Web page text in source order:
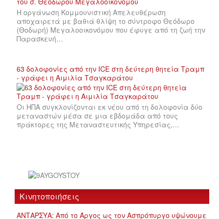
Η οργάνωση Κομμουνιστική Απελευθέρωση
αποχαιρετά με βαθιά θλίψη το σύντροφο Θεόδωρο
(Θοδωρή) Μεγαλοοικονόμου που έφυγε από τη ζωή την
Παρασκευή…
63 δολοφονίες από την ICE στη δεύτερη θητεία Τραμπ
- γράφει η Αιμιλία Τσαγκαράτου
Οι ΗΠΑ συγκλονίζονται εκ νέου από τη δολοφονία δύο
μεταναστών μέσα σε μια εβδομάδα από τους
πράκτορες της Μεταναστευτικής Υπηρεσίας,…
Κινητοποιήσεις
ΑΝΤΑΡΣΥΑ: Από το Άργος ως τον Ασπρόπυργο υψώνουμε